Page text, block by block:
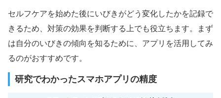
セルフケアを始めた後にいびきがどう変化したかを記録で
きるため、対策の効果を判断する上でも役立ちます。まず
は自分のいびきの傾向を知るために、アプリを活用してみ
るのがおすすめです。
研究でわかったスマホアプリの精度